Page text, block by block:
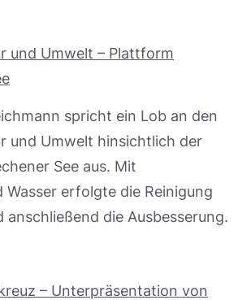
und Umwelt – Plattform
spricht ein Lob an den
und Umwelt hinsichtlich der
See aus. Mit
Wasser erfolgte die Reinigung
die Ausbesserung.
– Unterpräsentation von